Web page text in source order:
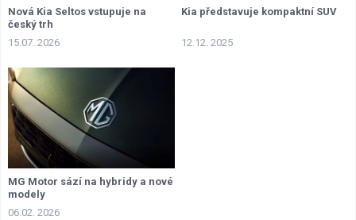
Nová Kia Seltos vstupuje na
český trh
15.07. 2026
Kia představuje kompaktní SUV
12.12. 2025
MG Motor sází na hybridy a nové
modely
06.02. 2026